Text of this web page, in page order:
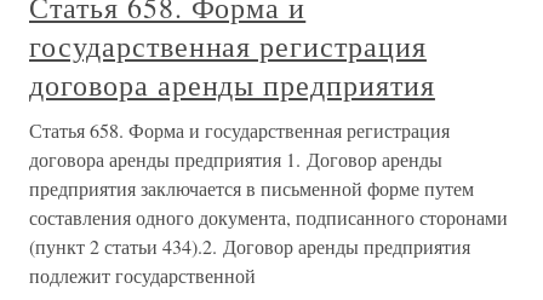
государственная регистрация
договора аренды предприятия
Статья 658. Форма и государственная регистрация
договора аренды предприятия 1. Договор аренды
предприятия заключается в письменной форме путем
составления одного документа, подписанного сторонами
(пункт 2 статьи 434).2. Договор аренды предприятия
подлежит государственной